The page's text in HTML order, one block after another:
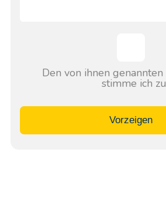
Den von ihnen genannten
stimme ich zu
Vorzeigen